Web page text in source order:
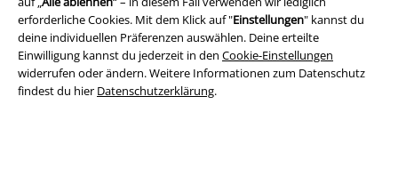
erforderliche Cookies. Mit dem Klick auf "Einstellungen" kannst du
deine individuellen Präferenzen auswählen. Deine erteilte
Einwilligung kannst du jederzeit in den Cookie-Einstellungen
widerrufen oder ändern. Weitere Informationen zum Datenschutz
findest du hier Datenschutzerklärung.
Entsorgung und Umweltschutz
Konformitätserklärung
Information zur Barrierefreiheit